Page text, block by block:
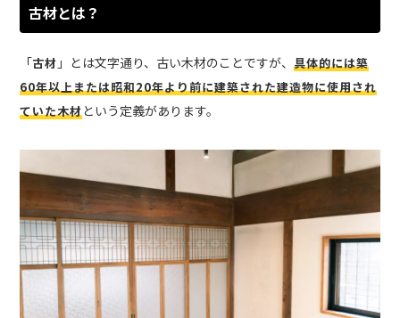
古材とは？
「古材 」とは文字通り、古い木材のことですが、 具体的には築
60年以上または昭和20年より前に建築された建造物に使用され
ていた木材という定義があります。